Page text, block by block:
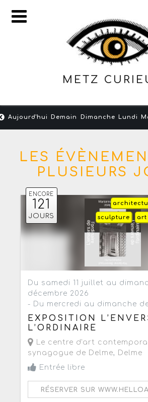
METZ
Aujourd'hui Demain Dimanche Lundi
LES
PLUSIEURS
ENCORE
121
JOURS art
sculpture
Du samedi 11 juillet au
décembre 2026
- Du mercredi au dimanche
EXPOSITION
L’ORDINAIRE
Le centre d'art
synagogue de Delme, Delme
Entrée libre
RÉSERVER SUR